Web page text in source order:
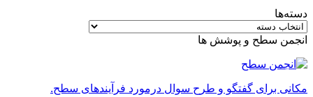
دسته‌ها
دسته‌ها
انجمن سطح و پوشش ها
مکانی برای گفتگو و طرح سوال درمورد فرآیندهای سطح.